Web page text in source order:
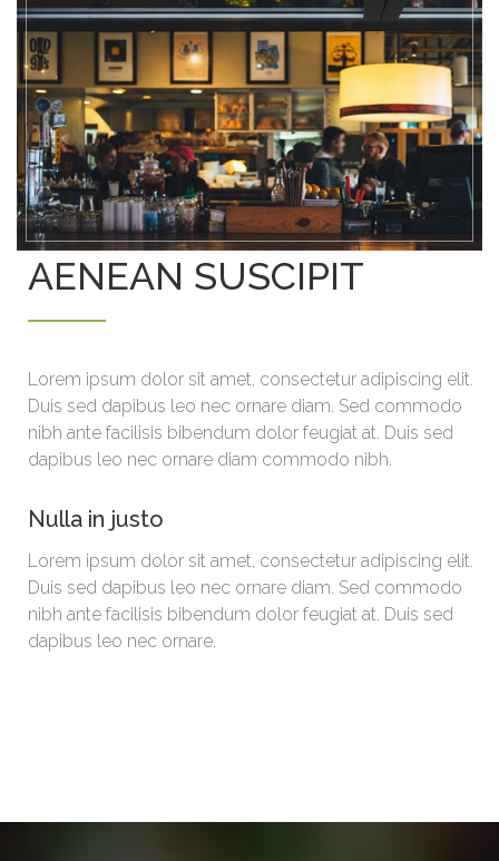
AENEAN SUSCIPIT
Lorem ipsum dolor sit amet, consectetur adipiscing elit.
Duis sed dapibus leo nec ornare diam. Sed commodo
nibh ante facilisis bibendum dolor feugiat at. Duis sed
dapibus leo nec ornare diam commodo nibh.
Nulla in justo
Lorem ipsum dolor sit amet, consectetur adipiscing elit.
Duis sed dapibus leo nec ornare diam. Sed commodo
nibh ante facilisis bibendum dolor feugiat at. Duis sed
dapibus leo nec ornare.